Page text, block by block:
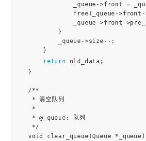
_queue->front =
free(_queue->front-
_queue->front-
}
_queue->size--;
}
return old_data;
}
/**
* 清空队列
*
* @_queue: 队列
*/
void clear_queue(Queue *_queue)